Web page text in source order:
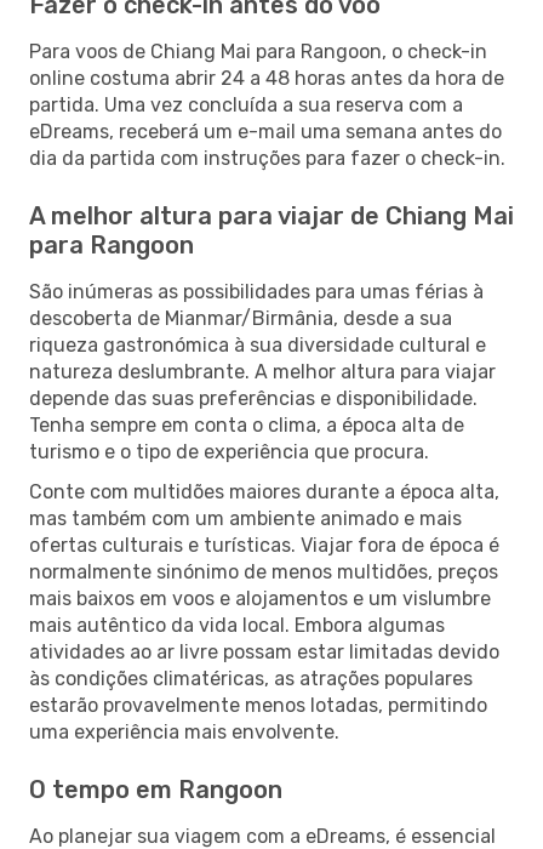
Para voos de Chiang Mai para Rangoon, o check-in
online costuma abrir 24 a 48 horas antes da hora de
partida. Uma vez concluída a sua reserva com a
eDreams, receberá um e-mail uma semana antes do
dia da partida com instruções para fazer o check-in.
A melhor altura para viajar de Chiang Mai
para Rangoon
São inúmeras as possibilidades para umas férias à
descoberta de Mianmar/Birmânia, desde a sua
riqueza gastronómica à sua diversidade cultural e
natureza deslumbrante. A melhor altura para viajar
depende das suas preferências e disponibilidade.
Tenha sempre em conta o clima, a época alta de
turismo e o tipo de experiência que procura.
Conte com multidões maiores durante a época alta,
mas também com um ambiente animado e mais
ofertas culturais e turísticas. Viajar fora de época é
normalmente sinónimo de menos multidões, preços
mais baixos em voos e alojamentos e um vislumbre
mais autêntico da vida local. Embora algumas
atividades ao ar livre possam estar limitadas devido
às condições climatéricas, as atrações populares
estarão provavelmente menos lotadas, permitindo
uma experiência mais envolvente.
O tempo em Rangoon
Ao planejar sua viagem com a eDreams, é essencial